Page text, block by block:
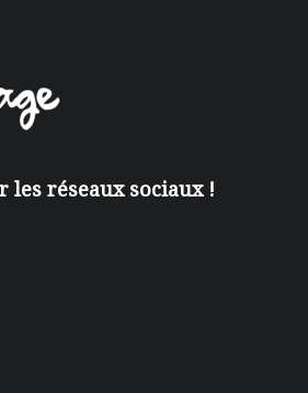
les réseaux sociaux !